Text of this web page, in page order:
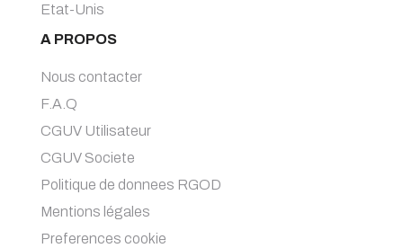
Etat-Unis
A PROPOS
Nous contacter
F.A.Q
CGUV Utilisateur
CGUV Societe
Politique de donnees RGOD
Mentions légales
Preferences cookie